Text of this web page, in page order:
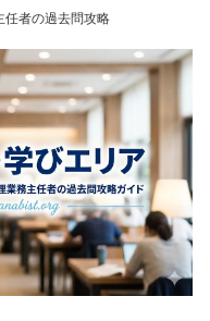
任者の過去問攻略